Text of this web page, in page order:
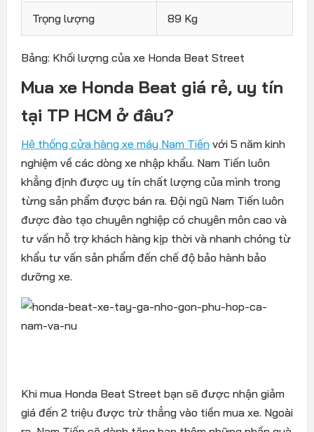
Trọng lượng 89 Kg
Bảng: Khối lượng của xe Honda Beat Street
Mua xe Honda Beat giá rẻ, uy tín
tại TP HCM ở đâu?
Hệ thống cửa hàng xe máy Nam Tiếnvới 5 năm kinh
nghiệm về các dòng xe nhập khẩu. Nam Tiến luôn
khẳng định được uy tín chất lượng của mình trong
từng sản phẩm được bán ra. Đội ngũ Nam Tiến luôn
được đào tạo chuyên nghiệp có chuyên môn cao và
tư vấn hỗ trợ khách hàng kịp thời và nhanh chóng từ
khẩu tư vấn sản phẩm đến chế độ bảo hành bảo
dưỡng xe.
Khi mua Honda Beat Street bạn sẽ được nhận giảm
giá đến 2 triệu được trừ thẳng vào tiền mua xe. Ngoài